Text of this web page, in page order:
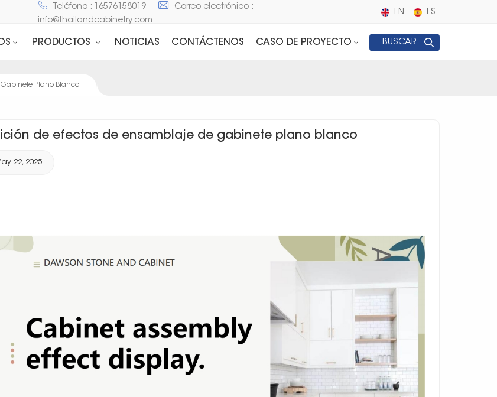
Teléfono : 16576158019
Correo electrónico :
info@thailandcabinetry.com
EN ES
PRODUCTOS NOTICIAS CONTÁCTENOS CASO DE PROYECTO BUSCAR
Gabinete Plano Blanco
de efectos de ensamblaje de gabinete plano blanco
22, 2025